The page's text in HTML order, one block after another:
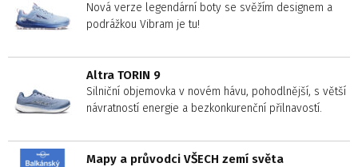
Nová verze legendární boty se svěžím designem a
podrážkou Vibram je tu!
Altra TORIN 9
Silniční objemovka v novém hávu, pohodlnější, s větší
návratností energie a bezkonkurenční přilnavostí.
Mapy a průvodci VŠECH zemí světa